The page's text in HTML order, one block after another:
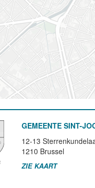
GEMEENTE SINT-
12-13
1210 Brussel
ZIE KAART